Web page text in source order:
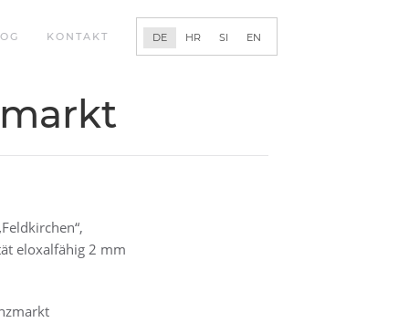
KONTAKT DE HR SI EN
eloxalfähig 2 mm